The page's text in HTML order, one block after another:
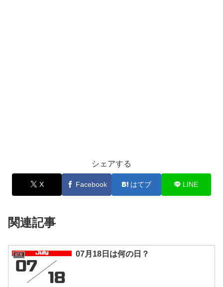
シェアする
X Facebook はてブ LINE
関連記事
07月 07月18日は何の日？